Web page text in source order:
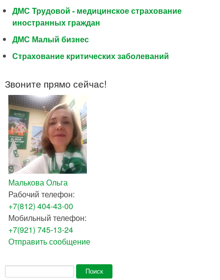
ДМС Трудовой - медицинское страхование
иностранных граждан
ДМС Малый бизнес
Страхование критических заболеваний
Звоните прямо сейчас!
Малькова Ольга
Рабочий телефон:
+7(812) 404-43-00
Мобильный телефон:
+7(921) 745-13-24
Отправить сообщение
Форма поиска
Поиск